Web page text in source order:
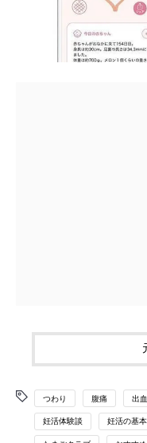
つわり 腹痛 出血
妊活体験談 妊活の基本